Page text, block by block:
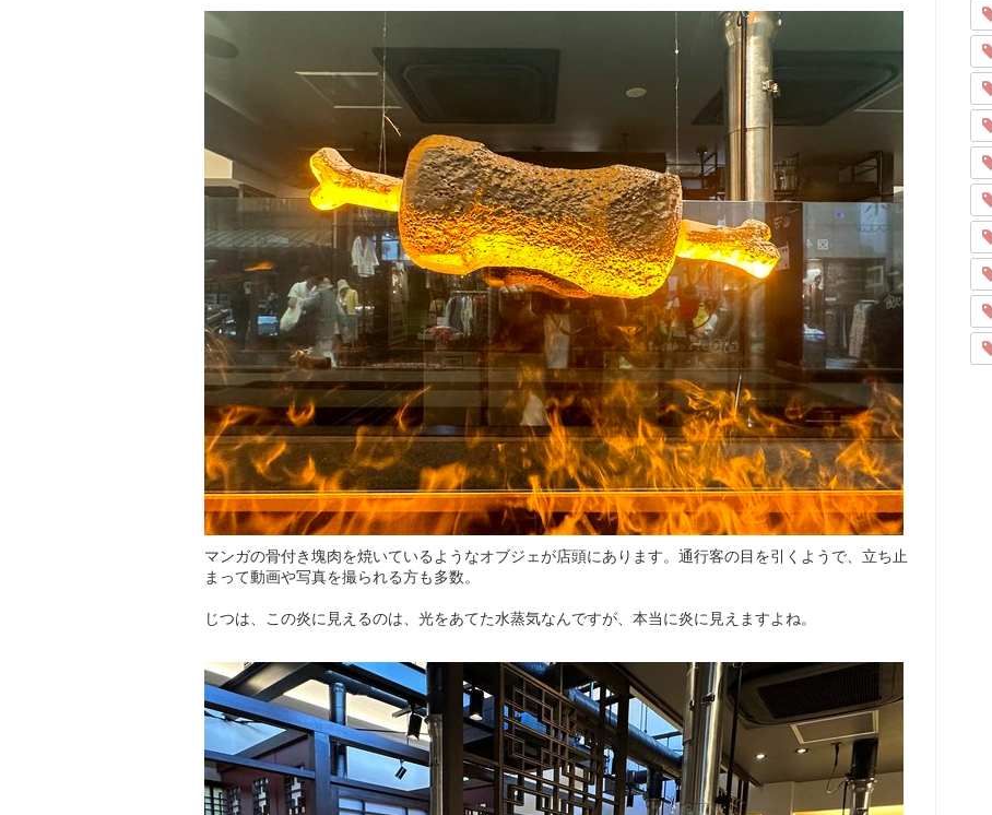
マンガの骨付き塊肉を焼いているようなオブジェが店頭にあります。通行客の目を引くようで、立ち止
まって動画や写真を撮られる方も多数。
じつは、この炎に見えるのは、光をあてた水蒸気なんですが、本当に炎に見えますよね。